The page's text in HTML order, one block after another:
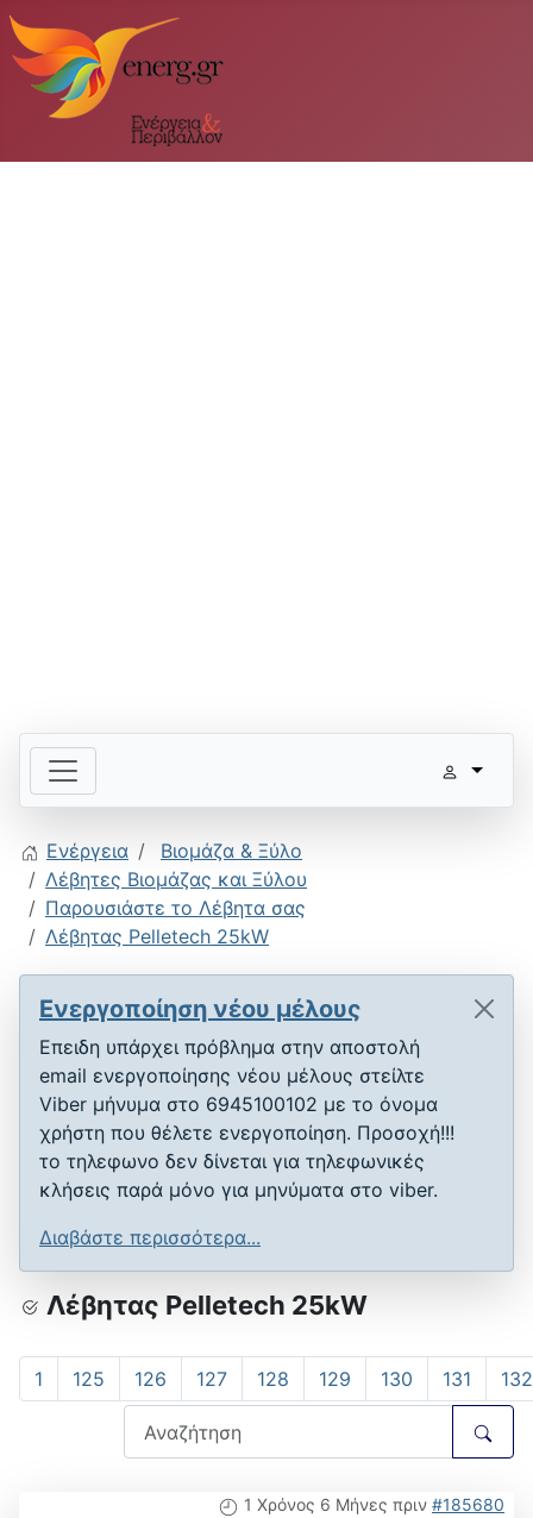
Ενέργεια
Βιομάζα & Ξύλο
Λέβητες Βιομάζας και Ξύλου
Παρουσιάστε το Λέβητα σας
Λέβητας Pelletech 25kW
Ενεργοποίηση νέου μέλους
Επειδη υπάρχει πρόβλημα στην αποστολή
email ενεργοποίησης νέου μέλους στείλτε
Viber μήνυμα στο 6945100102 με το όνομα
χρήστη που θέλετε ενεργοποίηση. Προσοχή!!!
το τηλεφωνο δεν δίνεται για τηλεφωνικές
κλήσεις παρά μόνο για μηνύματα στο viber.
Διαβάστε περισσότερα...
Λέβητας Pelletech 25kW
1 125 126 127 128 129 130 131 132
1 Χρόνος 6 Μήνες πριν #185680